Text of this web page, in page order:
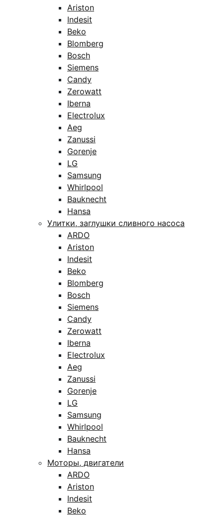
Ariston
Indesit
Beko
Blomberg
Bosch
Siemens
Candy
Zerowatt
Iberna
Electrolux
Aeg
Zanussi
Gorenje
LG
Samsung
Whirlpool
Bauknecht
Hansa
Улитки, заглушки сливного насоса
ARDO
Ariston
Indesit
Beko
Blomberg
Bosch
Siemens
Candy
Zerowatt
Iberna
Electrolux
Aeg
Zanussi
Gorenje
LG
Samsung
Whirlpool
Bauknecht
Hansa
Моторы, двигатели
ARDO
Ariston
Indesit
Beko